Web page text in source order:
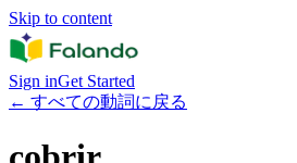
Skip to content
Sign inGet Started
← すべての動詞に戻る